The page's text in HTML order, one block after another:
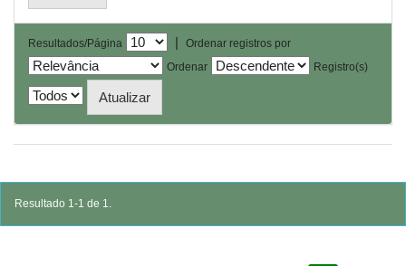
Resultados/Página |
Ordenar registros por
Ordenar
Registro(s)
Resultado 1-1 de 1.